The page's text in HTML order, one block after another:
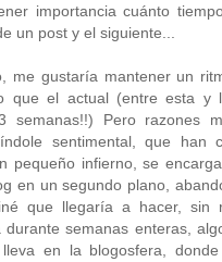
importancia cuánto
un post y el siguiente...
me gustaría mantener un
que el actual (entre esta y
semanas!!) Pero razones
sentimental, que han
pequeño infierno, se
en un segundo plano,
que llegaría a hacer, sin
durante semanas enteras,
en la blogosfera,